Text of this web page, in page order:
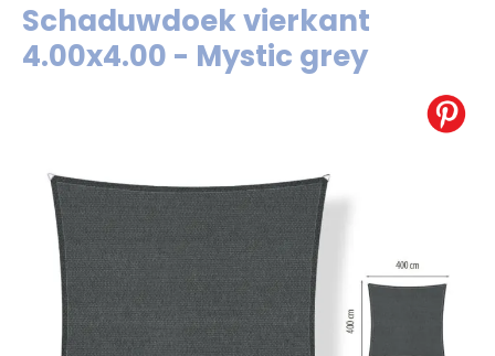
Schaduwdoek vierkant
4.00x4.00 - Mystic grey